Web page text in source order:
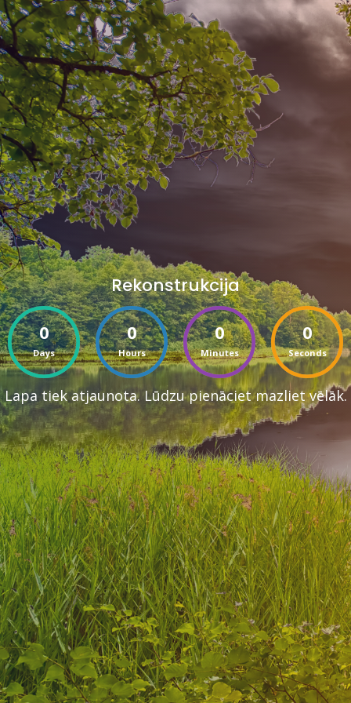
Rekonstrukcija
0
Days
0
Hours
0
Minutes
0
Seconds
Lapa tiek atjaunota. Lūdzu pienāciet mazliet vēlāk.